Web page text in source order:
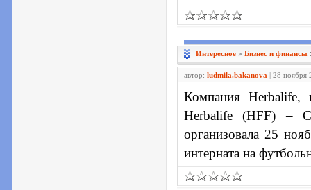
Интересное » Бизнес и финансы
автор: ludmila.bakanova | 28 ноября
Компания Herbalife,
Herbalife (HFF) –
организовала 25
интерната на